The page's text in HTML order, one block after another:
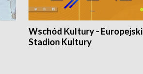
Wschód Kultury - Europejski
Stadion Kultury